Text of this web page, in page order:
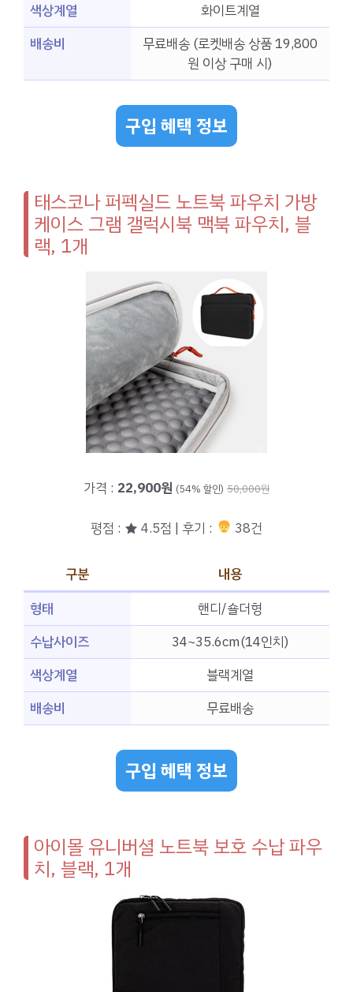
색상계열
화이트계열
배송비
무료배송 (로켓배송 상품 19,800
원 이상 구매 시)
구입 혜택 정보
태스코나 퍼펙실드 노트북 파우치 가방
케이스 그램 갤럭시북 맥북 파우치, 블
랙, 1개
가격 : 22,900원 (54% 할인) 50,000원
평점 : ★ 4.5점 | 후기 : 38건
구분
내용
형태
핸디/숄더형
수납사이즈
34~35.6cm(14인치)
색상계열
블랙계열
배송비
무료배송
구입 혜택 정보
아이몰 유니버셜 노트북 보호 수납 파우
치, 블랙, 1개